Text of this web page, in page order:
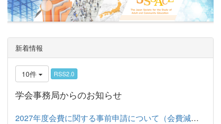
新着情報
10件 RSS2.0
学会事務局からのお知らせ
2027年度会費に関する事前申請について（会費減額申請・口座振替...